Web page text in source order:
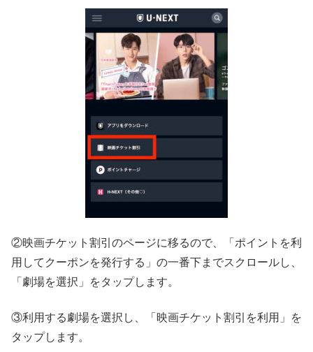
②映画チケット割引のページに移るので、「ポイントを利
用してクーポンを発行する」の一番下までスクロールし、
「劇場を選択」をタップします。
③利用する劇場を選択し、「映画チケット割引を利用」を
タップします。